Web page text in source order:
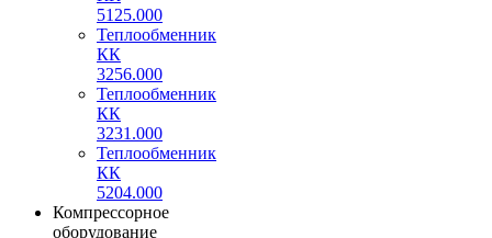
5125.000
Теплообменник
КК
3256.000
Теплообменник
КК
3231.000
Теплообменник
КК
5204.000
Компрессорное
оборудование